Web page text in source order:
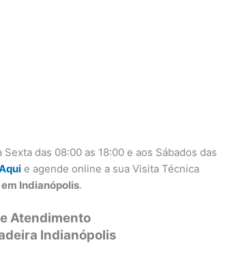
das 08:00 as 18:00 e aos Sábados das
e agende online a sua Visita Técnica
Indianópolis.
Atendimento
Indianópolis